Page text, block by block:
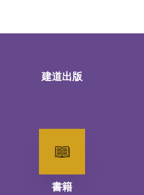
建道出版
書籍